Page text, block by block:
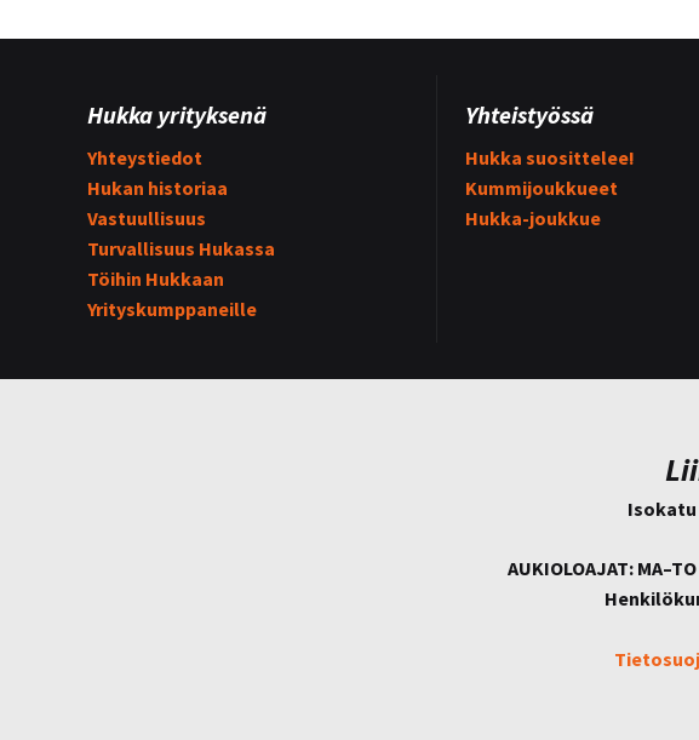
Hukka yrityksenä
Yhteystiedot
Hukan historiaa
Vastuullisuus
Turvallisuus Hukassa
Töihin Hukkaan
Yrityskumppaneille
Yhteistyössä
Hukka suosittelee!
Kummijoukkueet
Hukka-joukkue
Isokatu
AUKIOLOAJAT: MA–TO